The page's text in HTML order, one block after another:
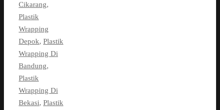
Cikarang,
Plastik
Wrapping
Depok, Plastik
Wrapping Di
Bandung,
Plastik
Wrapping Di
Bekasi, Plastik